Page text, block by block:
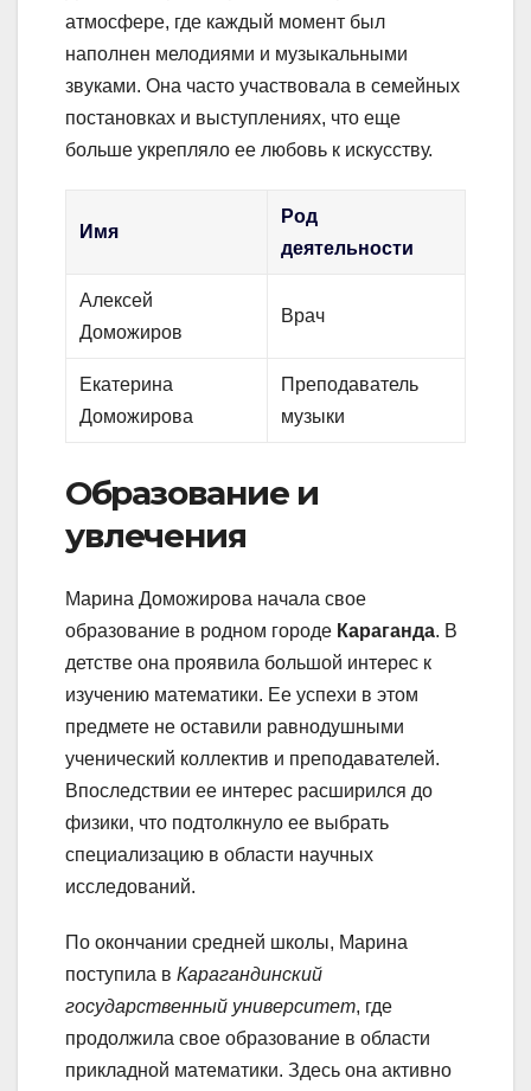
атмосфере, где каждый момент был
наполнен мелодиями и музыкальными
звуками. Она часто участвовала в семейных
постановках и выступлениях, что еще
больше укрепляло ее любовь к искусству.
Имя
Род
деятельности
Алексей
Доможиров
Врач
Екатерина
Доможирова
Преподаватель
музыки
Образование и
увлечения
Марина Доможирова начала свое
образование в родном городе Караганда. В
детстве она проявила большой интерес к
изучению математики. Ее успехи в этом
предмете не оставили равнодушными
ученический коллектив и преподавателей.
Впоследствии ее интерес расширился до
физики, что подтолкнуло ее выбрать
специализацию в области научных
исследований.
По окончании средней школы, Марина
поступила в Карагандинский
государственный университет, где
продолжила свое образование в области
прикладной математики. Здесь она активно